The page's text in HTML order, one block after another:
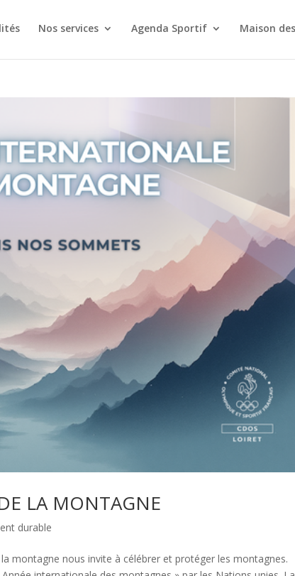
Nos services Agenda Sportif Maison
LA MONTAGNE
durable
montagne nous invite à célébrer et protéger les montagnes.